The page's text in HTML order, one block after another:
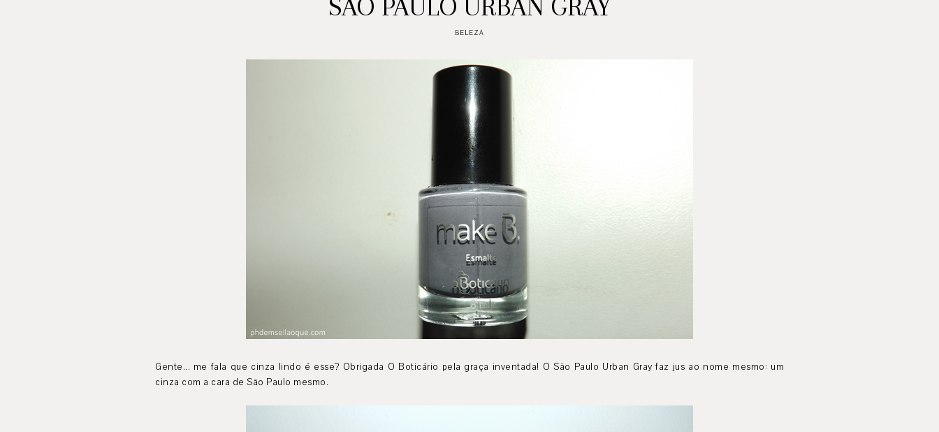
SÃO PAULO URBAN GRAY
BELEZA
Gente... me fala que cinza lindo é esse? Obrigada O Boticário pela graça inventada! O São Paulo Urban Gray faz jus ao nome mesmo: um
cinza com a cara de São Paulo mesmo.